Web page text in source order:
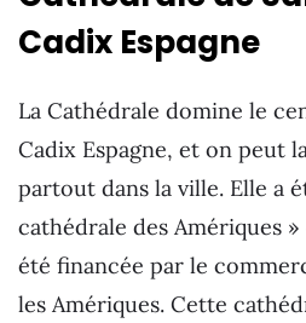
Cadix Espagne
La Cathédrale domine le
Cadix Espagne, et on peut
partout dans la ville. Elle a
cathédrale des Amériques
été financée par le
les Amériques. Cette